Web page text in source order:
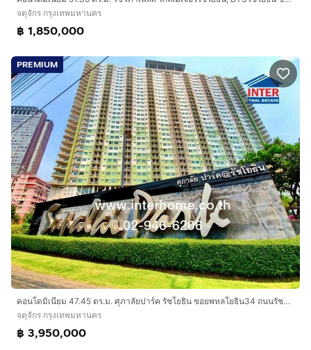
จตุจักร กรุงเทพมหานคร
฿ 1,850,000
PREMIUM
คอนโดมิเนียม 47.45 ตร.ม. ศุภาลัยปาร์ค รัชโยธิน ซอยพหลโยธิน34 ถนนรัชดาภิเษก ถนนพหลโยธิน เขตจตุจักร กรุงเทพมหานคร
จตุจักร กรุงเทพมหานคร
฿ 3,950,000